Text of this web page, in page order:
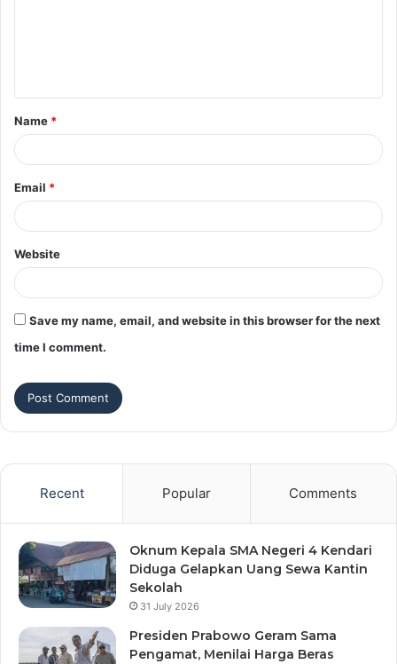
t
*
Name *
Email *
Website
Save my name, email, and website in this browser for the next
time I comment.
Recent Popular Comments
Oknum Kepala SMA Negeri 4 Kendari
Diduga Gelapkan Uang Sewa Kantin
Sekolah
31 July 2026
Presiden Prabowo Geram Sama
Pengamat, Menilai Harga Beras